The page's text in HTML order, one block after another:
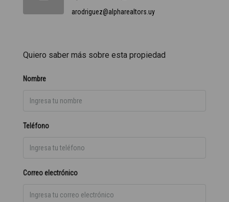
arodriguez@alpharealtors.uy
Quiero saber más sobre esta propiedad
Nombre
Teléfono
Correo electrónico